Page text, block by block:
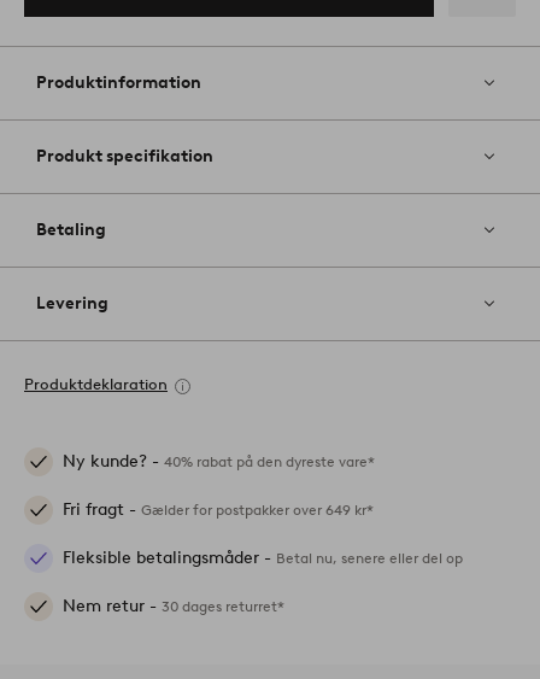
til
Produktinformation
Produkt specifikation
Betaling
Levering
Produktdeklaration
Ny kunde? - 40% rabat på den dyreste vare*
Fri fragt - Gælder for postpakker over 649 kr*
Fleksible betalingsmåder - Betal nu, senere eller del op
Nem retur - 30 dages returret*